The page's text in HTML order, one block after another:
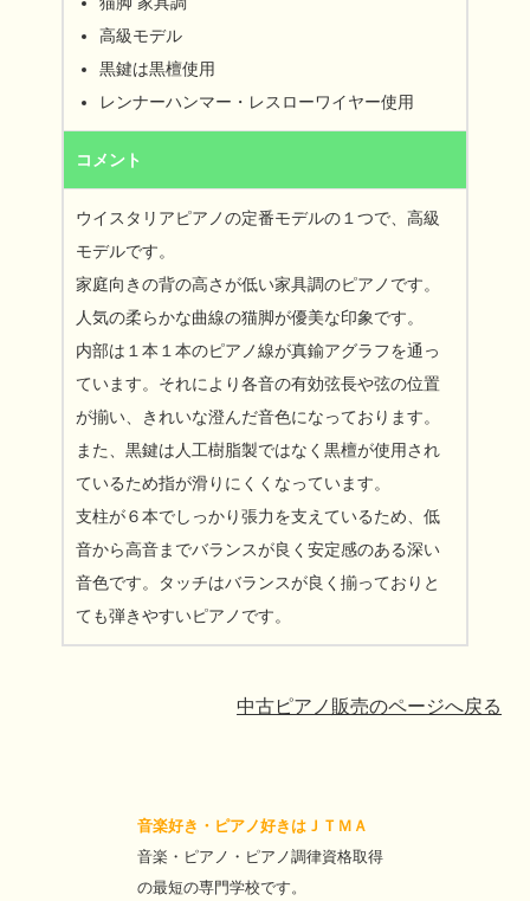
高級モデル
黒鍵は黒檀使用
レンナーハンマー・レスローワイヤー使用
コメント
ウイスタリアピアノの定番モデルの１つで、高級
モデルです。
家庭向きの背の高さが低い家具調のピアノです。
人気の柔らかな曲線の猫脚が優美な印象です。
内部は１本１本のピアノ線が真鍮アグラフを通っ
ています。それにより各音の有効弦長や弦の位置
が揃い、きれいな澄んだ音色になっております。
また、黒鍵は人工樹脂製ではなく黒檀が使用され
ているため指が滑りにくくなっています。
支柱が６本でしっかり張力を支えているため、低
音から高音までバランスが良く安定感のある深い
音色です。タッチはバランスが良く揃っておりと
ても弾きやすいピアノです。
中古ピアノ販売のページへ戻る
音楽好き・ピアノ好きはＪＴＭＡ
音楽・ピアノ・ピアノ調律資格取得
の最短の専門学校です。